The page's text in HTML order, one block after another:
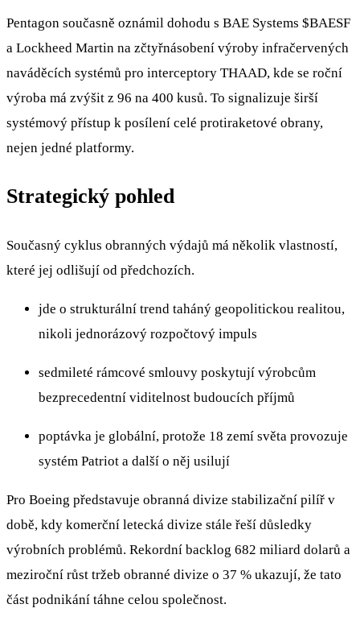
Pentagon současně oznámil dohodu s BAE Systems $BAESF
a Lockheed Martin na zčtyřnásobení výroby infračervených
naváděcích systémů pro interceptory THAAD, kde se roční
výroba má zvýšit z 96 na 400 kusů. To signalizuje širší
systémový přístup k posílení celé protiraketové obrany,
nejen jedné platformy.
Strategický pohled
Současný cyklus obranných výdajů má několik vlastností,
které jej odlišují od předchozích.
jde o strukturální trend taháný geopolitickou realitou,
nikoli jednorázový rozpočtový impuls
sedmileté rámcové smlouvy poskytují výrobcům
bezprecedentní viditelnost budoucích příjmů
poptávka je globální, protože 18 zemí světa provozuje
systém Patriot a další o něj usilují
Pro Boeing představuje obranná divize stabilizační pilíř v
době, kdy komerční letecká divize stále řeší důsledky
výrobních problémů. Rekordní backlog 682 miliard dolarů a
meziroční růst tržeb obranné divize o 37 % ukazují, že tato
část podnikání táhne celou společnost.